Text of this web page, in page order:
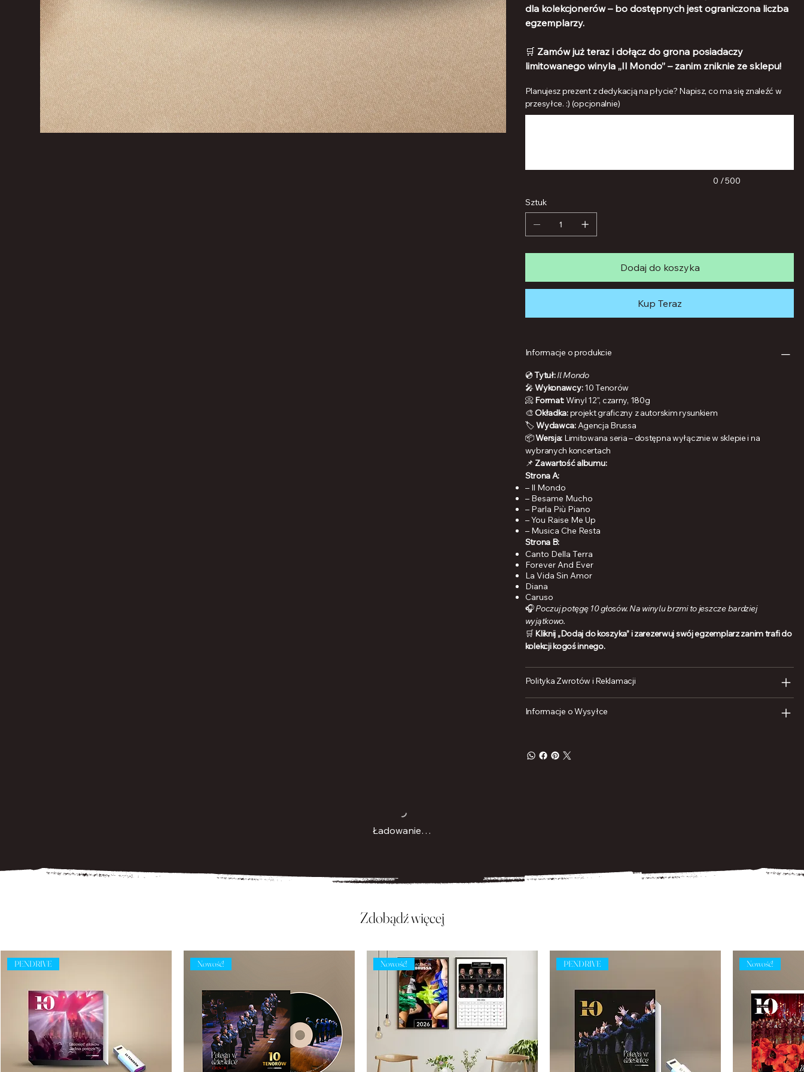
dla kolekcjonerów – bo dostępnych jest ograniczona liczba
egzemplarzy.
🛒 Zamów już teraz i dołącz do grona posiadaczy
limitowanego winyla „Il Mondo” – zanim zniknie ze sklepu!
Planujesz prezent z dedykacją na płycie? Napisz, co ma się znaleźć w
przesyłce. :) (opcjonalnie)
0 / 500
Sztuk
Dodaj do koszyka
Kup Teraz
Informacje o produkcie
💿Tytuł:Il Mondo
🎤Wykonawcy:10 Tenorów
📀Format:Winyl 12", czarny, 180g
🎨Okładka:projekt graficzny z autorskim rysunkiem
🏷️Wydawca:Agencja Brussa
📦Wersja: Limitowana seria – dostępna wyłącznie w sklepie i na
wybranych koncertach
📌 Zawartość albumu:
Strona A:
– Il Mondo
– Besame Mucho
– Parla Più Piano
– You Raise Me Up
– Musica Che Resta
Strona B:
Canto Della Terra
Forever And Ever
La Vida Sin Amor
Diana
Caruso
🎧Poczuj potęgę 10 głosów. Na winylu brzmi to jeszcze bardziej
wyjątkowo.
🛒 Kliknij „Dodaj do koszyka” i zarezerwuj swój egzemplarz zanim trafi do
kolekcji kogoś innego.
Polityka Zwrotów i Reklamacji
Informacje o Wysyłce
Ładowanie…
Zdobądź więcej
PENDRIVE Nowość! Nowość! PENDRIVE Nowość!